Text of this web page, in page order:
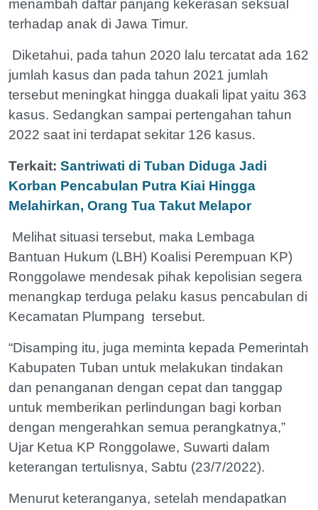
menambah daftar panjang kekerasan seksual
terhadap anak di Jawa Timur.
Diketahui, pada tahun 2020 lalu tercatat ada 162
jumlah kasus dan pada tahun 2021 jumlah
tersebut meningkat hingga duakali lipat yaitu 363
kasus. Sedangkan sampai pertengahan tahun
2022 saat ini terdapat sekitar 126 kasus.
Terkait: Santriwati di Tuban Diduga Jadi
Korban Pencabulan Putra Kiai Hingga
Melahirkan, Orang Tua Takut Melapor
Melihat situasi tersebut, maka Lembaga
Bantuan Hukum (LBH) Koalisi Perempuan KP)
Ronggolawe mendesak pihak kepolisian segera
menangkap terduga pelaku kasus pencabulan di
Kecamatan Plumpang tersebut.
“Disamping itu, juga meminta kepada Pemerintah
Kabupaten Tuban untuk melakukan tindakan
dan penanganan dengan cepat dan tanggap
untuk memberikan perlindungan bagi korban
dengan mengerahkan semua perangkatnya,”
Ujar Ketua KP Ronggolawe, Suwarti dalam
keterangan tertulisnya, Sabtu (23/7/2022).
Menurut keteranganya, setelah mendapatkan